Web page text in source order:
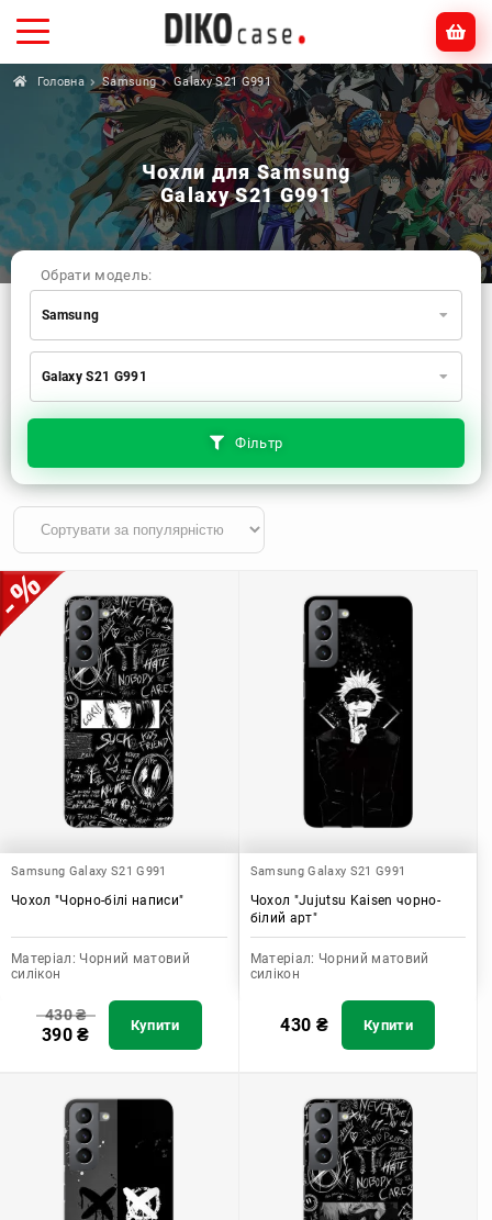
Головна Samsung Galaxy S21 G991
Чохли для Samsung
Galaxy S21 G991
Фільтр
Обрати модель:
Samsung
Xiaomi
Apple
Huawei
Realme
TECNO
ZTE
OnePlus
Motorola
Galaxy S21 G991
Samsung Galaxy S21 G991
Чохол "Чорно-білі написи"
Матеріал: Чорний матовий
силікон
430₴
390₴ Купити
Samsung Galaxy S21 G991
Чохол "Jujutsu Kaisen чорно-
білий арт"
Матеріал: Чорний матовий
силікон
430 ₴ Купити